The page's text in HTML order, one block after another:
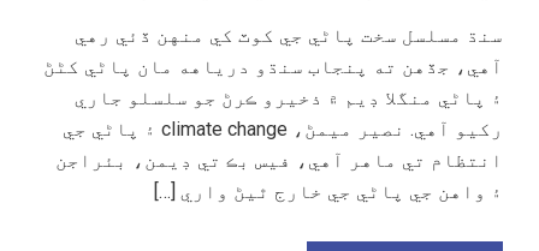
سنڌ مسلسل سخت پاڻي جي کوٽ کي منهن ڏئي رهي
آهي، جڏهن ته پنجاب سنڌو درياهه مان پاڻي کڻڻ
۽ پاڻي منگلا ڊيم ۾ ذخيرو ڪرڻ جو سلسلو جاري
رکيو آهي. نصير ميمڻ، climate change ۽ پاڻي جي
انتظام تي ماهر آهي، فيس بڪ تي ڊيمن، بئراجن
۽ واهن جي پاڻي جي خارج ٿيڻ واري […]